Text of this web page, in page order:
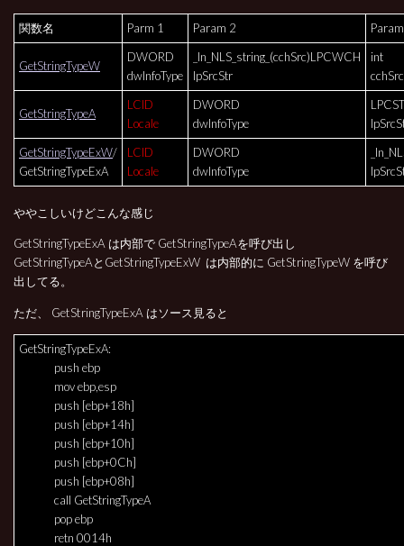
関数名 Parm 1 Param 2
GetStringTypeW
DWORD
dwInfoType
_In_NLS_string_(cchSrc)LPCWCH
lpSrcStr
int
cchSrc
GetStringTypeA
LCID
Locale
DWORD
dwInfoType
GetStringTypeExW/
GetStringTypeExA
LCID
Locale
DWORD
dwInfoType
ややこしいけどこんな感じ
GetStringTypeExA は内部で GetStringTypeAを呼び出し
GetStringTypeAとGetStringTypeExW は内部的に GetStringTypeW を呼び
出してる。
ただ、 GetStringTypeExA はソース見ると
GetStringTypeExA:
push ebp
mov ebp,esp
push [ebp+18h]
push [ebp+14h]
push [ebp+10h]
push [ebp+0Ch]
push [ebp+08h]
call GetStringTypeA
pop ebp
retn 0014h